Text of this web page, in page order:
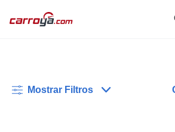
Mostrar Filtros